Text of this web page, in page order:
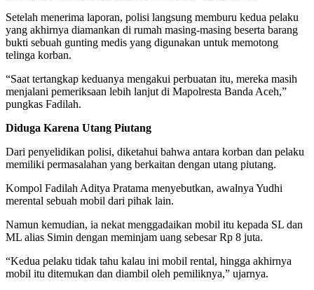
Setelah menerima laporan, polisi langsung memburu kedua pelaku
yang akhirnya diamankan di rumah masing-masing beserta barang
bukti sebuah gunting medis yang digunakan untuk memotong
telinga korban.
“Saat tertangkap keduanya mengakui perbuatan itu, mereka masih
menjalani pemeriksaan lebih lanjut di Mapolresta Banda Aceh,”
pungkas Fadilah.
Diduga Karena Utang Piutang
Dari penyelidikan polisi, diketahui bahwa antara korban dan pelaku
memiliki permasalahan yang berkaitan dengan utang piutang.
Kompol Fadilah Aditya Pratama menyebutkan, awalnya Yudhi
merental sebuah mobil dari pihak lain.
Namun kemudian, ia nekat menggadaikan mobil itu kepada SL dan
ML alias Simin dengan meminjam uang sebesar Rp 8 juta.
“Kedua pelaku tidak tahu kalau ini mobil rental, hingga akhirnya
mobil itu ditemukan dan diambil oleh pemiliknya,” ujarnya.